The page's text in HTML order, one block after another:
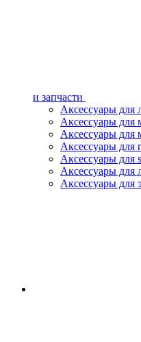
и запчасти
Аксессуары для
Аксессуары для
Аксессуары для
Аксессуары для
Аксессуары для
Аксессуары для
Аксессуары для